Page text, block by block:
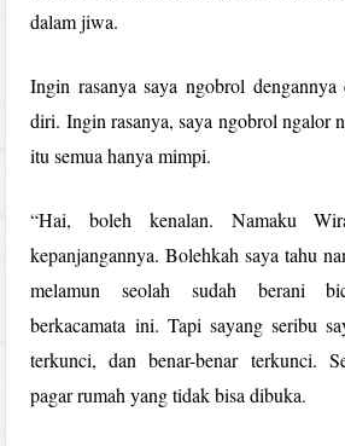
dalam jiwa.
Ingin rasanya saya ngobrol dengannya
diri. Ingin rasanya, saya ngobrol ngalor
itu semua hanya mimpi.
“Hai, boleh kenalan. Namaku
kepanjangannya. Bolehkah saya tahu
melamun seolah sudah berani
berkacamata ini. Tapi sayang seribu
terkunci, dan benar-benar terkunci.
pagar rumah yang tidak bisa dibuka.